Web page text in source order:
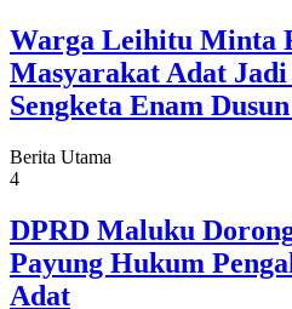
Warga Leihitu Minta
Masyarakat Adat
Sengketa Enam
Berita Utama
4
DPRD Maluku
Payung Hukum
Adat